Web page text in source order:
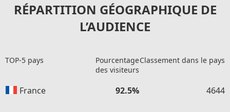
RÉPARTITION GÉOGRAPHIQUE DE
L’AUDIENCE
TOP-5 pays
Pourcentage
des visiteurs
Classement dans le pays
France 92.5% 4644